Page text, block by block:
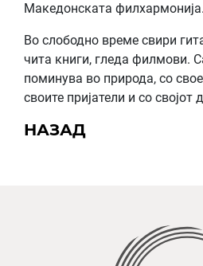
Македонската филхармонија.
Во слободно време свири
чита книги, гледа филмови.
поминува во природа, со
своите пријатели и со
НАЗАД